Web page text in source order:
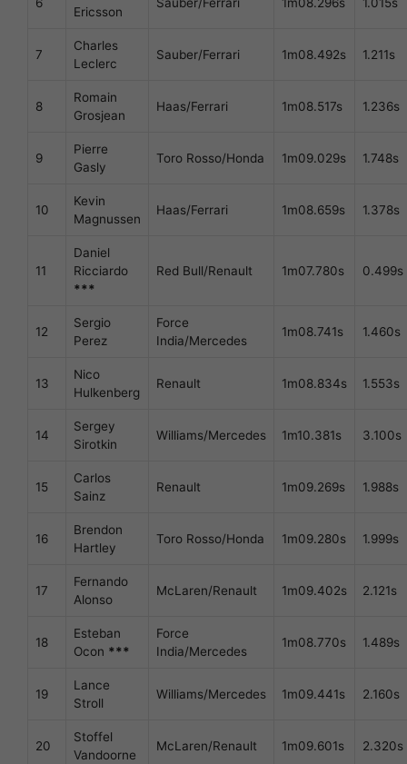
6
Ericsson
Sauber/Ferrari 1m08.296s 1.015s
7
Charles
Leclerc
Sauber/Ferrari 1m08.492s 1.211s
8
Romain
Grosjean
Haas/Ferrari 1m08.517s 1.236s
9
Pierre
Gasly
Toro Rosso/Honda 1m09.029s 1.748s
10
Kevin
Magnussen
Haas/Ferrari 1m08.659s 1.378s
11
Daniel
Ricciardo
***
Red Bull/Renault 1m07.780s 0.499s
12
Sergio
Perez
Force
India/Mercedes
1m08.741s 1.460s
13
Nico
Hulkenberg
Renault 1m08.834s 1.553s
14
Sergey
Sirotkin
Williams/Mercedes 1m10.381s 3.100s
15
Carlos
Sainz
Renault 1m09.269s 1.988s
16
Brendon
Hartley
Toro Rosso/Honda 1m09.280s 1.999s
17
Fernando
Alonso
McLaren/Renault 1m09.402s 2.121s
18
Esteban
Ocon ***
Force
India/Mercedes
1m08.770s 1.489s
19
Lance
Stroll
Williams/Mercedes 1m09.441s 2.160s
20
Stoffel
Vandoorne
McLaren/Renault 1m09.601s 2.320s